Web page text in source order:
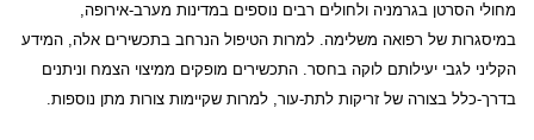
מחולי הסרטן בגרמניה ולחולים רבים נוספים במדינות מערב-אירופה,
במיסגרות של רפואה משלימה. למרות הטיפול הנרחב בתכשירים אלה, המידע
הקליני לגבי יעילותם לוקה בחסר. התכשירים מופקים ממיצוי הצמח וניתנים
בדרך-כלל בצורה של זריקות לתת-עור, למרות שקיימות צורות מתן נוספות.